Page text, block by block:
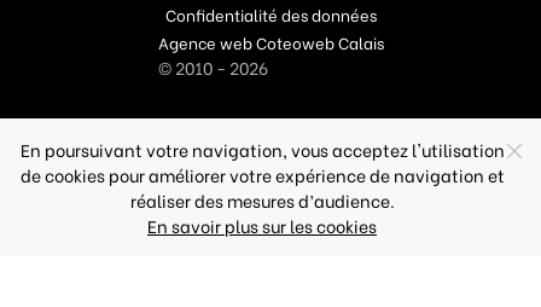
Confidentialité des données
Agence web Coteoweb Calais
© 2010 - 2026
En poursuivant votre navigation, vous acceptez l'utilisation
de cookies pour améliorer votre expérience de navigation et
réaliser des mesures d’audience.
En savoir plus sur les cookies